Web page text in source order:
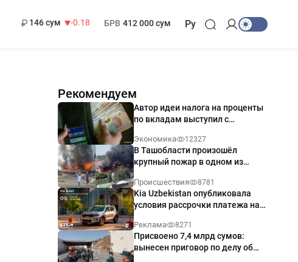
11 916 сум
28.92 МРОТ 1 271 000 сум Ру
Рекомендуем
Автор идеи налога на проценты
по вкладам выступил с
Экономика 12327
В Ташобласти произошёл
крупный пожар в одном из
Происшествия 8781
Kia Uzbekistan опубликовала
условия рассрочки платежа на
годовых
Реклама 8271
Присвоено 7,4 млрд сумов:
вынесен приговор по делу об